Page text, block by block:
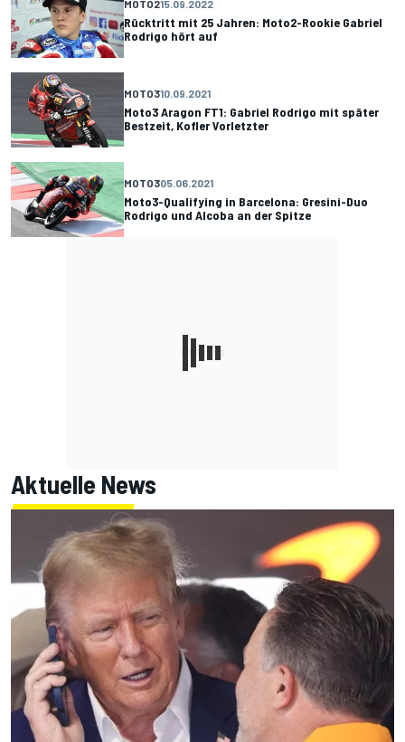
MOTO215.09.2022
Rücktritt mit 25 Jahren: Moto2-Rookie Gabriel
Rodrigo hört auf
MOTO310.09.2021
Moto3 Aragon FT1: Gabriel Rodrigo mit später
Bestzeit, Kofler Vorletzter
MOTO305.06.2021
Moto3-Qualifying in Barcelona: Gresini-Duo
Rodrigo und Alcoba an der Spitze
Aktuelle News